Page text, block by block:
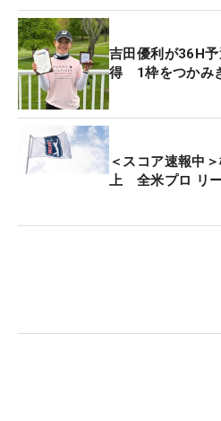
る。
世界ランキング1位のネリー
ータル4アンダー・5位タイ
吉田優利が36H
得 1枠をつかみ
＜スコア速報中
上 全米プロ リ